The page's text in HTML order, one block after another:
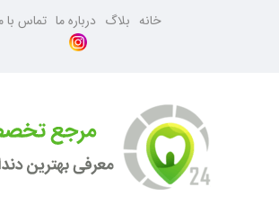
خانه بلاگ درباره ما تماس با